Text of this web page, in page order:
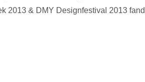
2013 & DMY Designfestival 2013